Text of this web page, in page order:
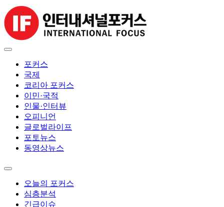
포커스
국제
코리아 포커스
이민·국적
인물·인터뷰
오피니언
글로벌라이프
포토뉴스
동영상뉴스
오늘의 포커스
심층분석
긴급이슈